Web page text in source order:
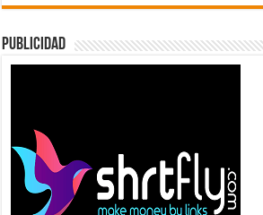
Publicidad